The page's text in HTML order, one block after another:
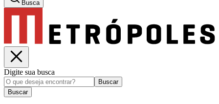
Busca
Digite sua busca
Buscar
Buscar